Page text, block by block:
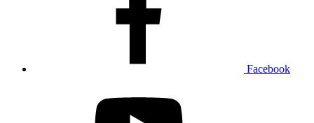
Facebook